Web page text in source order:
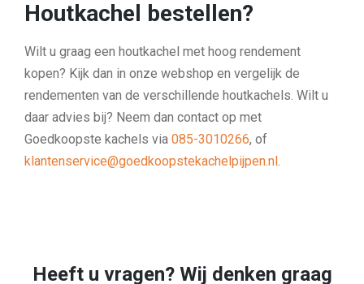
Houtkachel bestellen?
Wilt u graag een houtkachel met hoog rendement
kopen? Kijk dan in onze webshop en vergelijk de
rendementen van de verschillende houtkachels. Wilt u
daar advies bij? Neem dan contact op met
Goedkoopste kachels via 085-3010266, of
klantenservice@goedkoopstekachelpijpen.nl .
Heeft u vragen? Wij denken graag